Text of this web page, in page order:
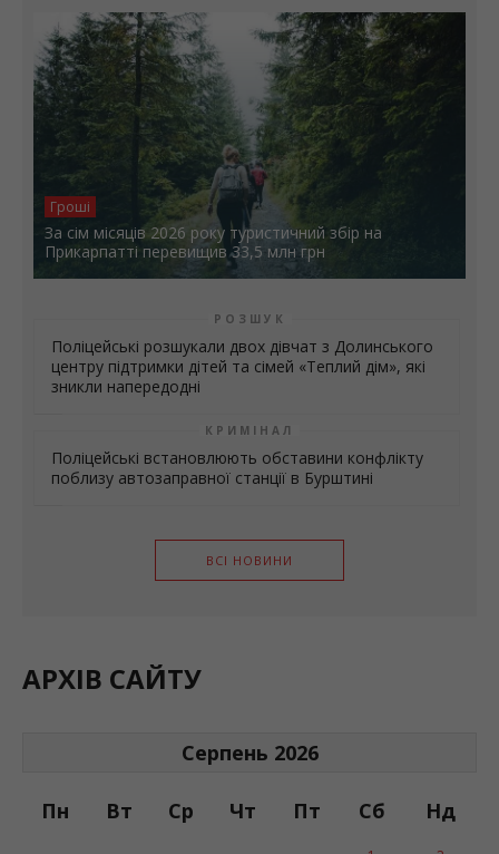
Гроші
За сім місяців 2026 року туристичний збір на
Прикарпатті перевищив 33,5 млн грн
РОЗШУК
Поліцейські розшукали двох дівчат з Долинського
центру підтримки дітей та сімей «Теплий дім», які
зникли напередодні
КРИМІНАЛ
Поліцейські встановлюють обставини конфлікту
поблизу автозаправної станції в Бурштині
ВСІ НОВИНИ
АРХІВ САЙТУ
Серпень 2026
Пн Вт Ср Чт Пт Сб Нд